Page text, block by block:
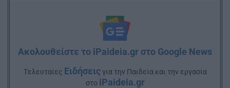
Ακολουθείστε το iPaideia.gr στο Google News
Tελευταίες Ειδήσειςγια την Παιδεία και την εργασία
στο iPaideia.gr